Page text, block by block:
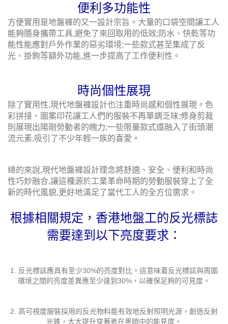
便利多功能性
方便實用是地盤褲的又一設計宗旨。大量的口袋空間讓工人
能夠隨身攜帶工具,避免了來回取用的低效;防水、快乾等功
能性能應對戶外作業的惡劣環境;一些款式甚至集成了反
光、掛鉤等額外功能,進一步提高了工作便利性。
時尚個性展現
除了實用性,現代地盤褲設計也注重時尚感和個性展現。色
彩拼接、圖案印花讓工人們的服裝不再單調乏味;修身剪裁
則展現出陽剛勞動者的魄力;一些限量款式還融入了街頭潮
流元素,吸引了不少年輕一族的喜愛。
總的來說,現代地盤褲設計理念將舒適、安全、便利和時尚
性巧妙融合,讓這種源於工業革命時期的勞動服裝穿上了全
新的時代風貌,更好地滿足了當代工人的全方位需求。
根據相關規定，香港地盤工的反光標誌
需要達到以下亮度要求：
1. 反光標誌應具有至少30%的亮度對比。這意味着反光標誌與周圍
環境之間的亮度差異應至少達到30%，以確保足夠的可見度。
2. 高可視度服裝採用的反光物料能有效地反射照明光源，創造反射
光錐，大大提升穿著者在黑暗中的能見度。